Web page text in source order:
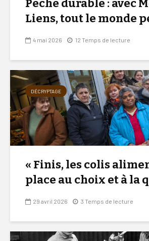
Pêche durable : avec
Liens, tout le monde
4 mai 2026 12 Temps de lecture
DÉCRYPTAGE
« Finis, les colis
place au choix et à la
29 avril 2026 3 Temps de lecture